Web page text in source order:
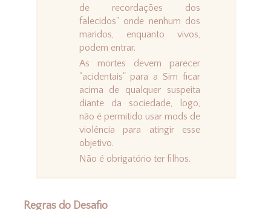
de recordações dos
falecidos" onde nenhum dos
maridos, enquanto vivos,
podem entrar.
As mortes devem parecer
"acidentais" para a Sim ficar
acima de qualquer suspeita
diante da sociedade, logo,
não é permitido usar mods de
violência para atingir esse
objetivo.
Não é obrigatório ter filhos.
Regras do Desafio